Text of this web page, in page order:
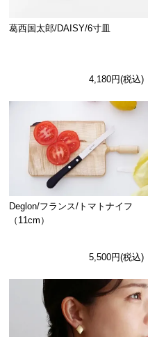
葛西国太郎/DAISY/6寸皿
4,180円(税込)
Deglon/フランス/トマトナイフ
（11cm）
5,500円(税込)